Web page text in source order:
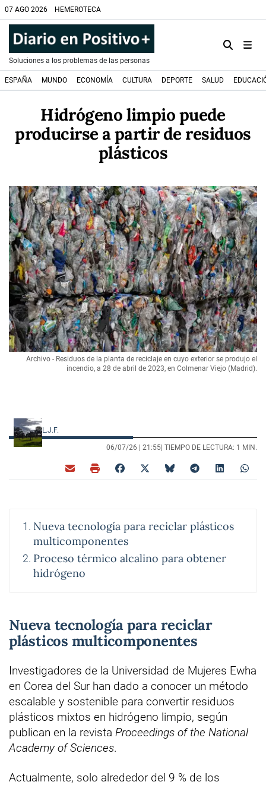
07 AGO 2026 HEMEROTECA
Soluciones a los problemas de las personas
ESPAÑA MUNDO ECONOMÍA CULTURA DEPORTE SALUD
Hidrógeno limpio puede
producirse a partir de residuos
plásticos
Archivo - Residuos de la planta de reciclaje en cuyo exterior se produjo el
incendio, a 28 de abril de 2023, en Colmenar Viejo (Madrid).
L.J.F.
06/07/26 | 21:55| TIEMPO DE LECTURA: 1 MIN.
Nueva tecnología para reciclar plásticos
multicomponentes
Proceso térmico alcalino para obtener
hidrógeno
Nueva tecnología para reciclar
plásticos multicomponentes
Investigadores de la Universidad de Mujeres Ewha
en Corea del Sur han dado a conocer un método
escalable y sostenible para convertir residuos
plásticos mixtos en hidrógeno limpio, según
publican en la revista Proceedings of the National
Academy of Sciences.
Actualmente, solo alrededor del 9 % de los